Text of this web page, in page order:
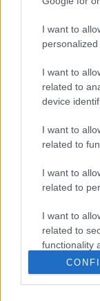
I want to
personalized
I want to
related to
device
I want to
related to
I want to
related to
I want to
related to
functionality
user
legelszántabb